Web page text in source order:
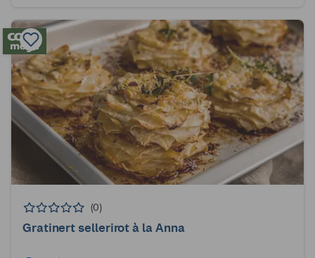
(0)
Gratinert sellerirot à la Anna